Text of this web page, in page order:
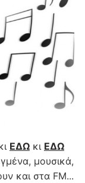
ΕΔΩκι ΕΔΩ
μουσικά,
και στα FM...